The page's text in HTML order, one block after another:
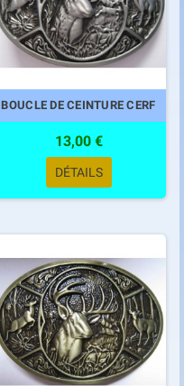
BOUCLE DE CEINTURE CERF
13,00 €
DÉTAILS